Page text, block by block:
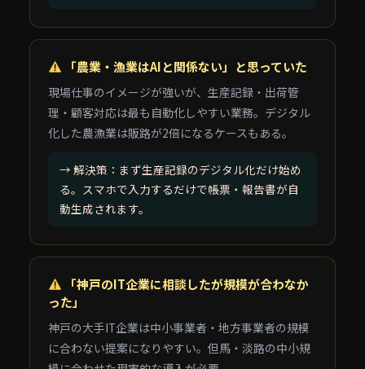
「農業・漁業はAIと関係ない」と思っていた
現場仕事のイメージが強いが、生産記録・出荷管
理・顧客対応は最も自動化しやすい業務。デジタル
化した農漁業は販路が2倍になるケースもある。
→ 解決策：まず生産記録のデジタル化だけ始め
る。スマホで入力するだけで帳票・報告書が自
動生成されます。
「神戸のIT企業に相談したが規模が合わなか
った」
神戸の大手IT企業は中小事業者・地方事業者の規模
に合わない提案になりやすい。但馬・淡路の中小規